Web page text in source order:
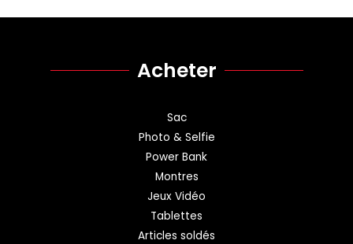
Acheter
Sac
Photo & Selfie
Power Bank
Montres
Jeux Vidéo
Tablettes
Articles soldés